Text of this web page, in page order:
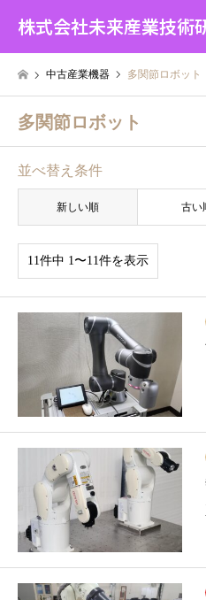
株式会社未来産業技術
中古産業機器 多関節ロボット
多関節ロボット
並べ替え条件
新しい順 古い
11件中 1〜11件を表示